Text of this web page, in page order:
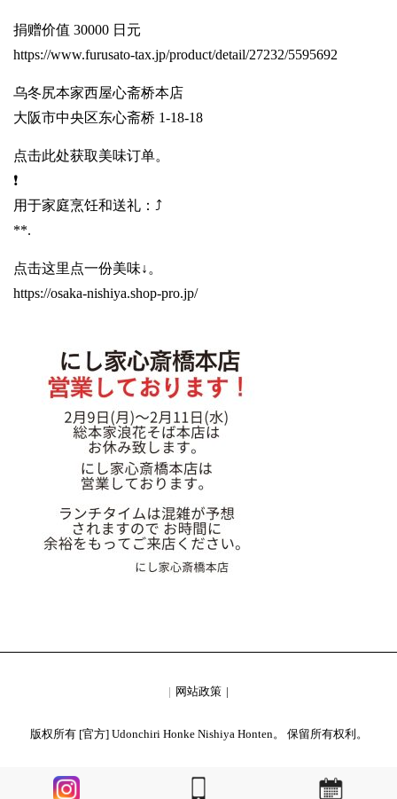
捐赠价值 30000 日元
https://www.furusato-tax.jp/product/detail/27232/5595692
乌冬尻本家西屋心斋桥本店
大阪市中央区东心斋桥 1-18-18
点击此处获取美味订单。
❗️
用于家庭烹饪和送礼：⤴️
**.
点击这里点一份美味↓。
https://osaka-nishiya.shop-pro.jp/
网站政策
版权所有 [官方] Udonchiri Honke Nishiya Honten。 保留所有权利。